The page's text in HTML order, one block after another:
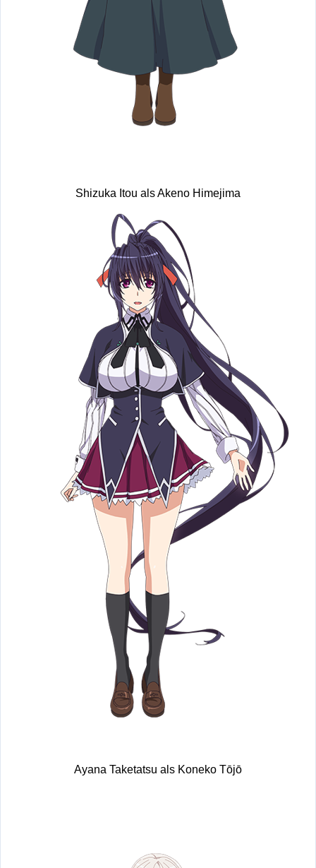
Shizuka Itou als Akeno Himejima
Ayana Taketatsu als Koneko Tōjō